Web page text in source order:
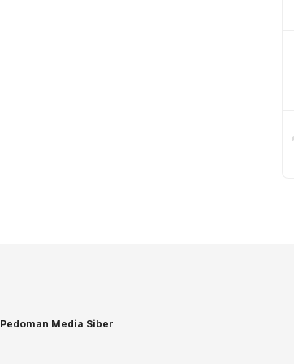
Pedoman Media Siber